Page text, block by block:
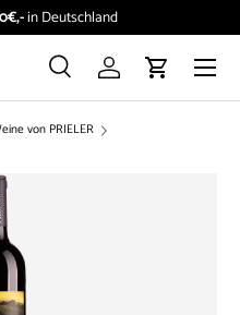
info@vinoboutique.at
Suche Einloggen
Menü
von PRIELER